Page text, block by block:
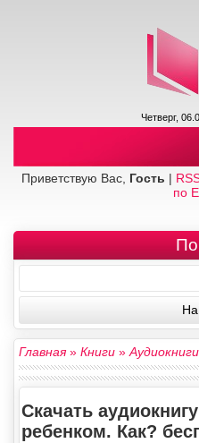
Четверг,
Приветствую Вас, Гость |
по
Главная» Книги »Аудиокниги
Скачать
ребенком. Как?